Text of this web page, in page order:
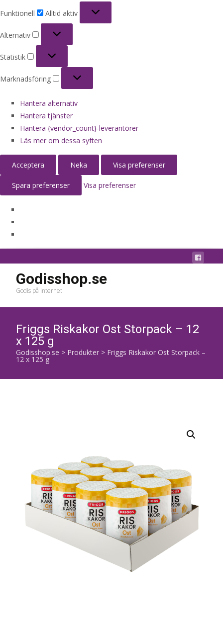
Funktionell
Alltid aktiv
Alternativ
Statistik
Marknadsföring
Hantera alternativ
Hantera tjänster
Hantera {vendor_count}-leverantörer
Läs mer om dessa syften
Acceptera Neka Visa preferenser
Spara preferenser Visa preferenser
Godisshop.se
Godis på internet
Friggs Riskakor Ost Storpack – 12
x 125 g
Godisshop.se > Produkter > Friggs Riskakor Ost Storpack –
12 x 125 g